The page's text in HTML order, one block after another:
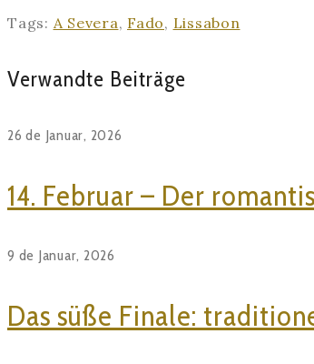
Tags: A Severa, Fado, Lissabon
Verwandte Beiträge
26 de Januar, 2026
14. Februar – Der
9 de Januar, 2026
Das süße Finale: